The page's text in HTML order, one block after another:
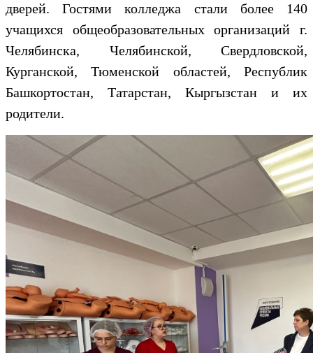
дверей.Гостями колледжа стали более 140
учащихся общеобразовательных организаций г.
Челябинска, Челябинской, Свердловской,
Курганской, Тюменской областей, Республик
Башкортостан, Татарстан, Кыргызстан и их
родители.